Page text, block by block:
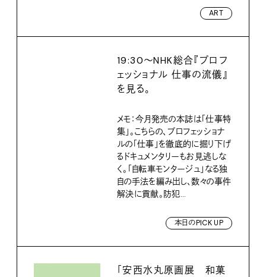
ART
19:30〜NHK総合『プロフ
ェッショナル 仕事の流儀』
を見る。
メモ：今月発売の本誌は「仕事特
集」。こちらの、プロフェッショナ
ルの「仕事」を徹底的に掘り下げ
るドキュメンタリーもお見逃しな
く。「自転車モンタージュ」なる独
自の手法を編み出し、数々の事件
解決に貢献。防犯...
本日のPICK UP
「安西水丸原画展 和菓